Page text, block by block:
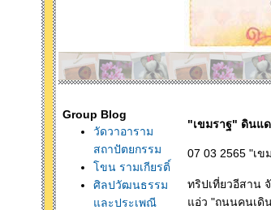
Group Blog
วัดวาอาราม
สถาปัตยกรรม
ขน รามเกียรติ์
ศิลปวัฒนธรรม
ละประเพณี
"เขมราฐ" ดินแ
07 03 2565 "เ
ทริปเที่ยวอีสาน
อ่ว "ถนนคนเดิ